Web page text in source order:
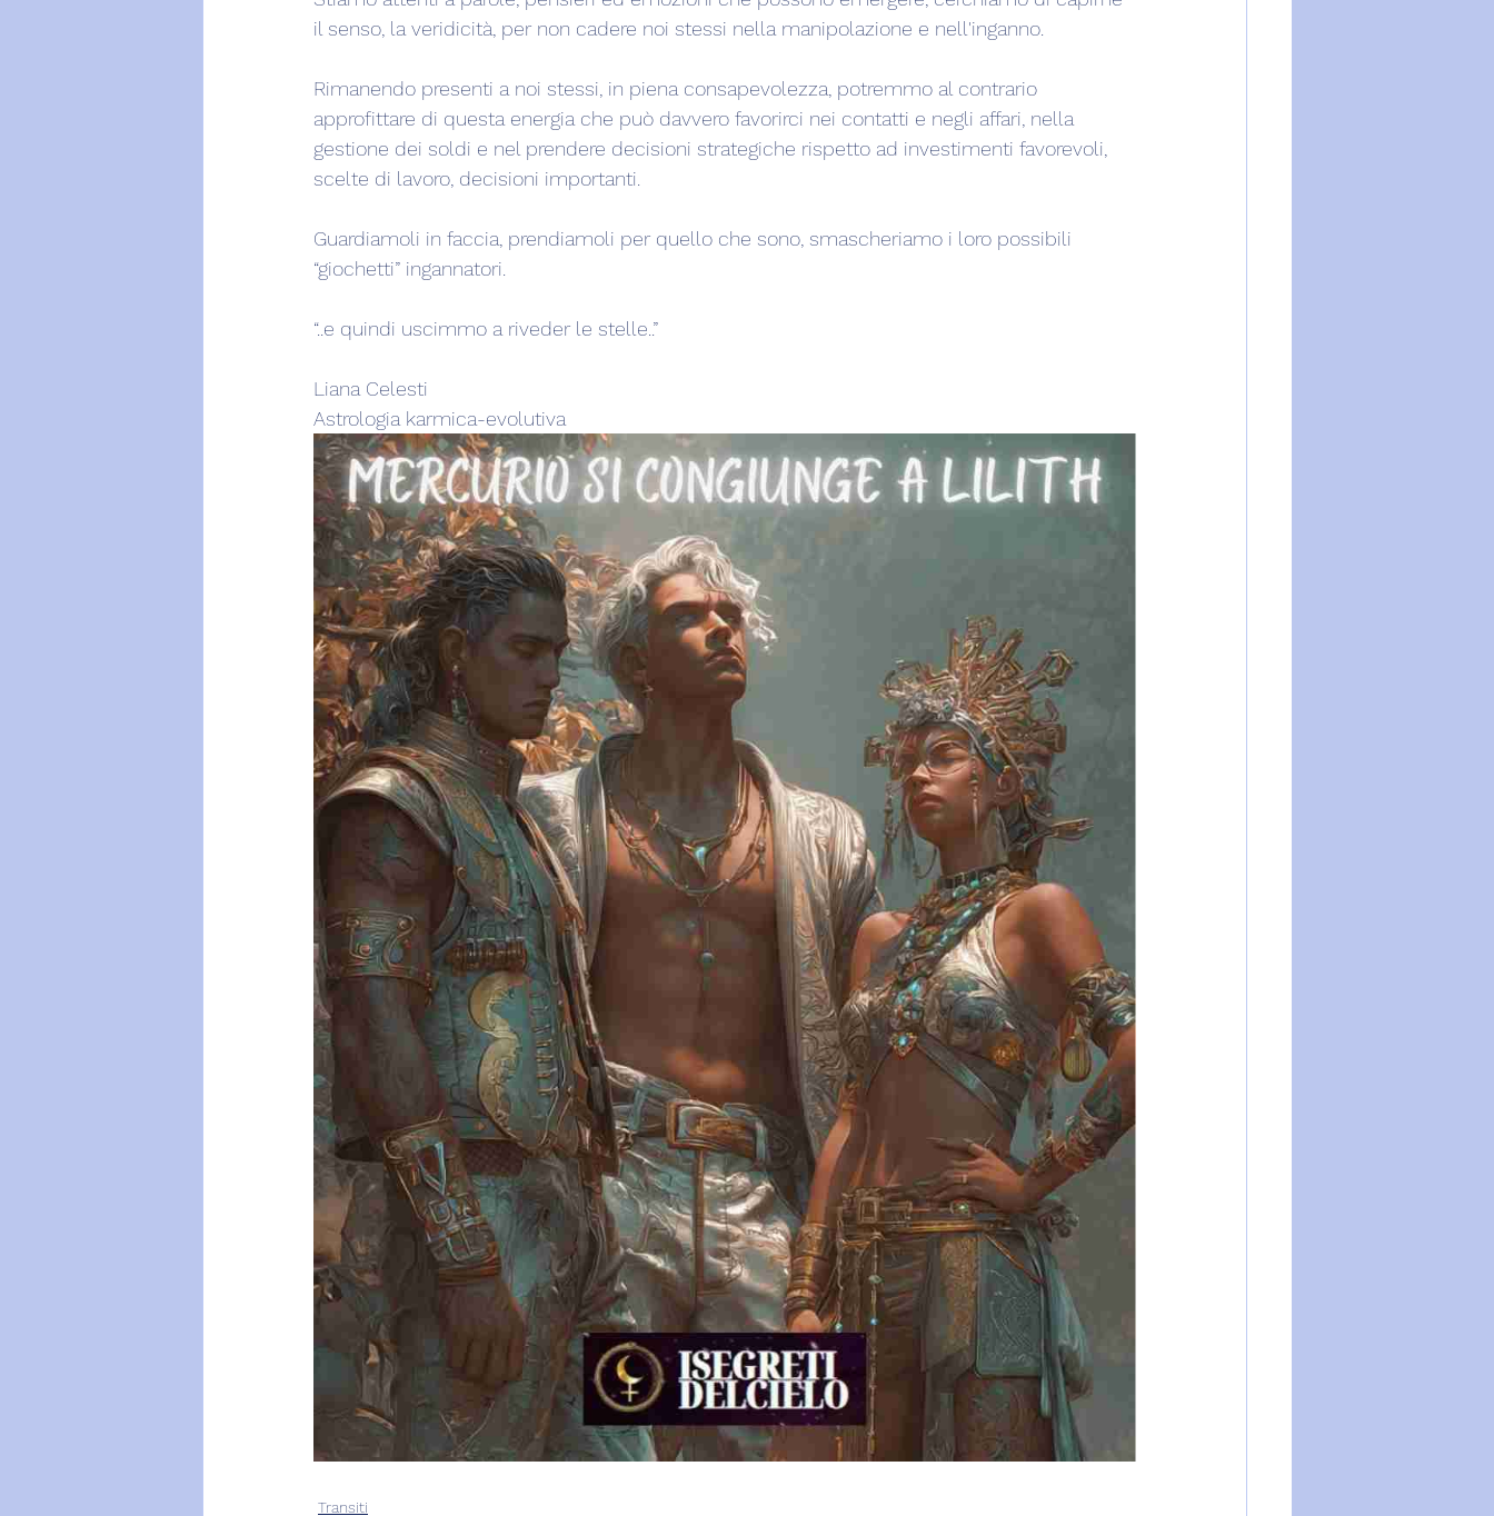
il senso, la veridicità, per non cadere noi stessi nella manipolazione e nell'inganno.
Rimanendo presenti a noi stessi, in piena consapevolezza, potremmo al contrario
approfittare di questa energia che può davvero favorirci nei contatti e negli affari, nella
gestione dei soldi e nel prendere decisioni strategiche rispetto ad investimenti favorevoli,
scelte di lavoro, decisioni importanti.
Guardiamoli in faccia, prendiamoli per quello che sono, smascheriamo i loro possibili
“giochetti” ingannatori.
“..e quindi uscimmo a riveder le stelle..”
Liana Celesti
Astrologia karmica-evolutiva
Transiti